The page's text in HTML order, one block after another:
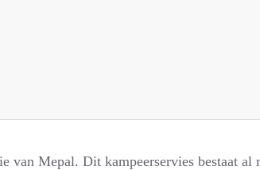
van Mepal. Dit kampeerservies bestaat al